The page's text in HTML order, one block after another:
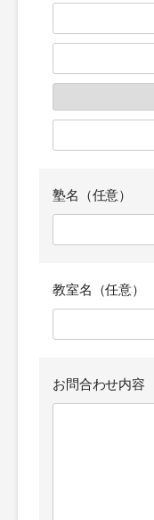
塾名（任意）
教室名（任意）
お問合わせ内容